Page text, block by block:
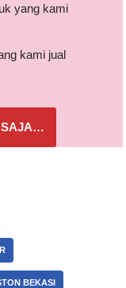
yang kami
kami jual
SAJA…
BEKASI